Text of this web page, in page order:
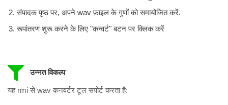
संपादक पृष्ठ पर, अपने wav फ़ाइल के गुणों को समायोजित करें.
रूपांतरण शुरू करने के लिए "कन्वर्ट" बटन पर क्लिक करें
उन्नत विकल्प
यह rmi से wav कनवर्टर टूल सपोर्ट करता है: